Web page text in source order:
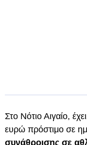
Στο Νότιο Αιγαίο,
ευρώ πρόστιμο σε
συνάθροισης σε